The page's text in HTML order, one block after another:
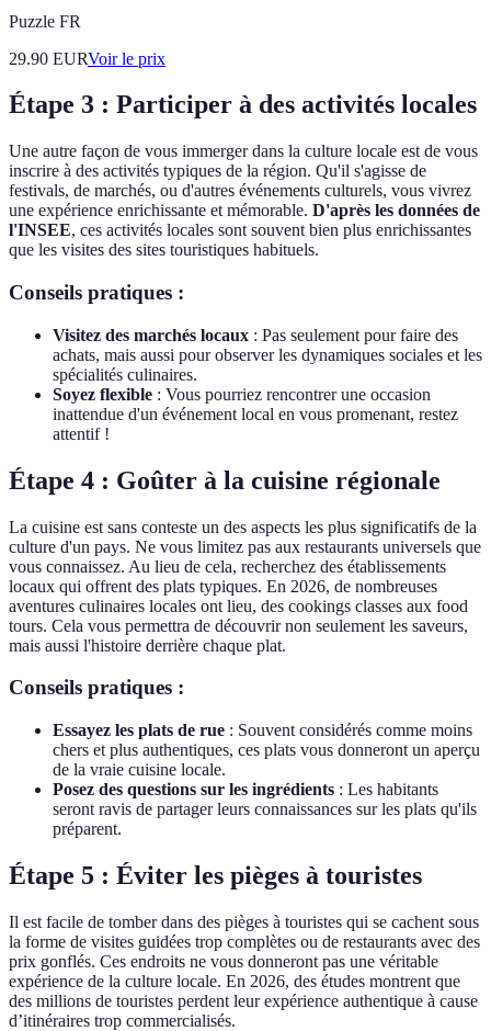
Puzzle FR
29.90 EURVoir le prix
Étape 3 : Participer à des activités locales
Une autre façon de vous immerger dans la culture locale est de vous
inscrire à des activités typiques de la région. Qu'il s'agisse de
festivals, de marchés, ou d'autres événements culturels, vous vivrez
une expérience enrichissante et mémorable. D'après les données de
l'INSEE, ces activités locales sont souvent bien plus enrichissantes
que les visites des sites touristiques habituels.
Conseils pratiques :
Visitez des marchés locaux : Pas seulement pour faire des
achats, mais aussi pour observer les dynamiques sociales et les
spécialités culinaires.
Soyez flexible : Vous pourriez rencontrer une occasion
inattendue d'un événement local en vous promenant, restez
attentif !
Étape 4 : Goûter à la cuisine régionale
La cuisine est sans conteste un des aspects les plus significatifs de la
culture d'un pays. Ne vous limitez pas aux restaurants universels que
vous connaissez. Au lieu de cela, recherchez des établissements
locaux qui offrent des plats typiques. En 2026, de nombreuses
aventures culinaires locales ont lieu, des cookings classes aux food
tours. Cela vous permettra de découvrir non seulement les saveurs,
mais aussi l'histoire derrière chaque plat.
Conseils pratiques :
Essayez les plats de rue : Souvent considérés comme moins
chers et plus authentiques, ces plats vous donneront un aperçu
de la vraie cuisine locale.
Posez des questions sur les ingrédients : Les habitants
seront ravis de partager leurs connaissances sur les plats qu'ils
préparent.
Étape 5 : Éviter les pièges à touristes
Il est facile de tomber dans des pièges à touristes qui se cachent sous
la forme de visites guidées trop complètes ou de restaurants avec des
prix gonflés. Ces endroits ne vous donneront pas une véritable
expérience de la culture locale. En 2026, des études montrent que
des millions de touristes perdent leur expérience authentique à cause
d’itinéraires trop commercialisés.